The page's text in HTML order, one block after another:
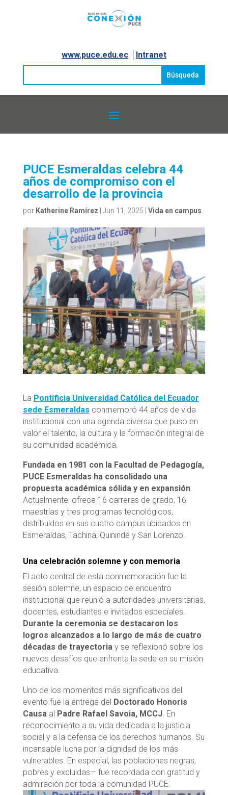
www.puce.edu.ec│ Intranet
PUCE Esmeraldas celebra 44
años de compromiso con el
desarrollo de la provincia
por Katherine Ramírez Jun 11, 2025 Vida en campus
La Pontificia Universidad Católica del Ecuador
sede Esmeraldas conmemoró 44 años de vida
institucional con una agenda diversa que puso en
valor el talento, la cultura y la formación integral de
su comunidad académica.
Fundada en 1981 con la Facultad de Pedagogía,
PUCE Esmeraldas ha consolidado una
propuesta académica sólida y en expansión.
Actualmente, ofrece 16 carreras de grado, 16
maestrías y tres programas tecnológicos,
distribuidos en sus cuatro campus ubicados en
Esmeraldas, Tachina, Quinindé y San Lorenzo.
Una celebración solemne y con memoria
El acto central de esta conmemoración fue la
sesión solemne, un espacio de encuentro
institucional que reunió a autoridades universitarias,
docentes, estudiantes e invitados especiales.
Durante la ceremonia se destacaron los
logros alcanzados a lo largo de más de cuatro
décadas de trayectoriay se reflexionó sobre los
nuevos desafíos que enfrenta la sede en su misión
educativa.
Uno de los momentos más significativos del
evento fue la entrega del Doctorado Honoris
Causaal Padre Rafael Savoia, MCCJ. En
reconocimiento a su vida dedicada a la justicia
social y a la defensa de los derechos humanos. Su
incansable lucha por la dignidad de los más
vulnerables. En especial, las poblaciones negras,
pobres y excluidas— fue recordada con gratitud y
admiración por toda la comunidad PUCE.